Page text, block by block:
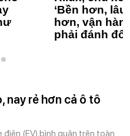
‘Bền hơn,
hơn, vận
phải đánh
nay rẻ hơn cả ô tô
điện (EV) bình quân trên toàn